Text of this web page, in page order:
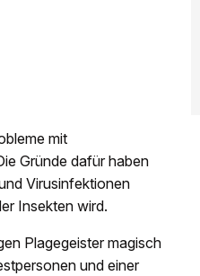
mit
Gründe dafür haben
Virusinfektionen
Insekten wird.
Plagegeister magisch
und einer